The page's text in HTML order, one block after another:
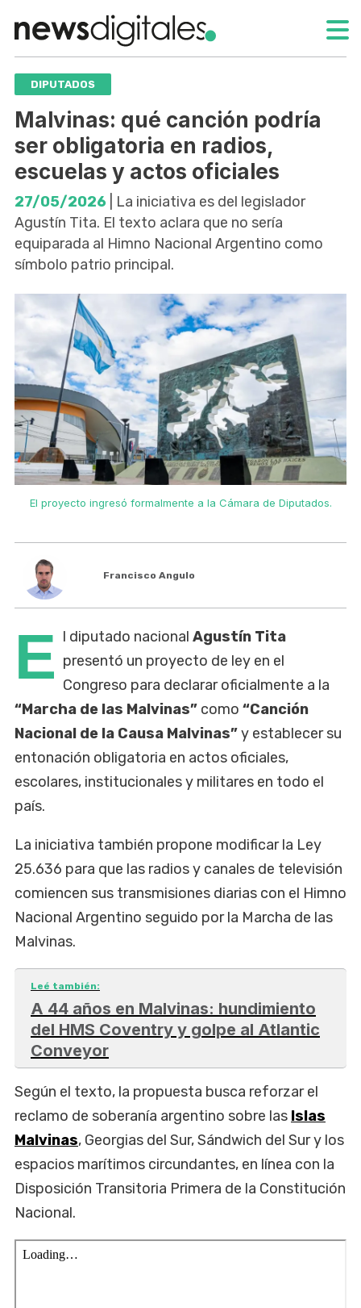
DIPUTADOS
Malvinas: qué canción podría
ser obligatoria en radios,
escuelas y actos oficiales
27/05/2026 | La iniciativa es del legislador
Agustín Tita. El texto aclara que no sería
equiparada al Himno Nacional Argentino como
símbolo patrio principal.
El proyecto ingresó formalmente a la Cámara de Diputados.
Francisco Angulo
E l diputado nacional Agustín Tita
presentó un proyecto de ley en el
Congreso para declarar oficialmente a la
“Marcha de las Malvinas” como “Canción
Nacional de la Causa Malvinas”y establecer su
entonación obligatoria en actos oficiales,
escolares, institucionales y militares en todo el
país.
La iniciativa también propone modificar la Ley
25.636 para que las radios y canales de televisión
comiencen sus transmisiones diarias con el Himno
Nacional Argentino seguido por la Marcha de las
Malvinas.
Leé también:
A 44 años en Malvinas: hundimiento
del HMS Coventry y golpe al Atlantic
Conveyor
Según el texto, la propuesta busca reforzar el
reclamo de soberanía argentino sobre las Islas
Malvinas, Georgias del Sur, Sándwich del Sur y los
espacios marítimos circundantes, en línea con la
Disposición Transitoria Primera de la Constitución
Nacional.